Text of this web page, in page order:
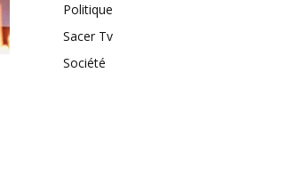
Politique
Sacer Tv
Société